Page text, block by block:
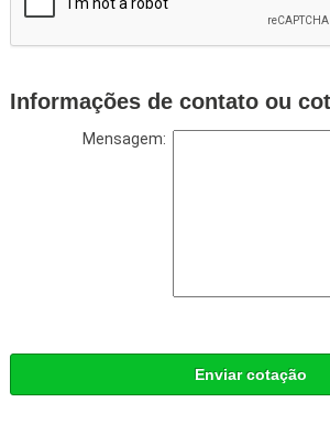
Informações de contato ou
Mensagem:
Enviar cotação